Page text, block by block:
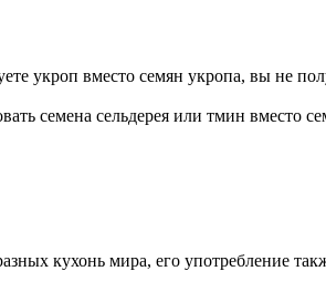
укроп вместо семян укропа, вы не
семена сельдерея или тмин вместо
кухонь мира, его употребление